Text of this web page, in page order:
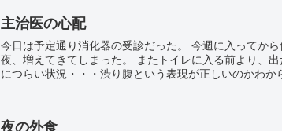
主治医の心配
今日は予定通り消化器の受診だった。 今週に入ってか
夜、増えてきてしまった。 またトイレに入る前より、
につらい状況・・・渋り腹という表現が正しいのかわか
夜の外食